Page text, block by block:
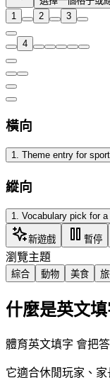
1
2 3
4
橫向
1. Theme entry for
縱向
1 Vocabulary pick for
新遊戲 暫停
瀏覽主題
綜合 動物 美食
什麼是英文填
體育英文填字 會把
它適合休閒玩家、